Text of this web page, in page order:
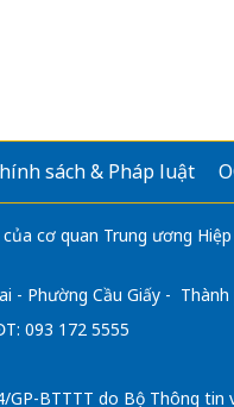
sách & Pháp luật
cơ quan Trung ương
- Phường Cầu Giấy - Thành
093 172 5555
BTTTT do Bộ Thông tin